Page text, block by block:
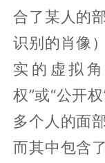
合了某人的
识别的肖像
实的虚拟
权”或“公开
多个人的面
而其中包含